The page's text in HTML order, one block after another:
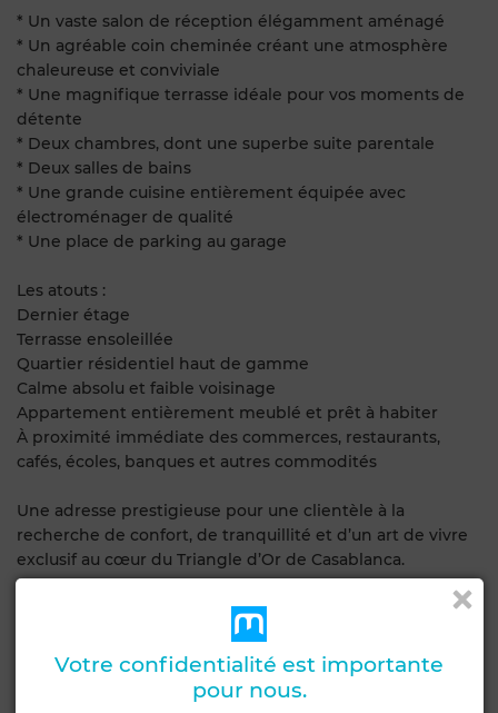
* Un vaste salon de réception élégamment aménagé
* Un agréable coin cheminée créant une atmosphère
chaleureuse et conviviale
* Une magnifique terrasse idéale pour vos moments de
détente
* Deux chambres, dont une superbe suite parentale
* Deux salles de bains
* Une grande cuisine entièrement équipée avec
électroménager de qualité
* Une place de parking au garage
Les atouts :
Dernier étage
Terrasse ensoleillée
Quartier résidentiel haut de gamme
Calme absolu et faible voisinage
Appartement entièrement meublé et prêt à habiter
À proximité immédiate des commerces, restaurants,
cafés, écoles, banques et autres commodités
Une adresse prestigieuse pour une clientèle à la
recherche de confort, de tranquillité et d’un art de vivre
exclusif au cœur du Triangle d’Or de Casablanca.
Caractéristiques générales
Type de bien Etat
Bon état / habitable
Votre confidentialité est importante
pour nous.